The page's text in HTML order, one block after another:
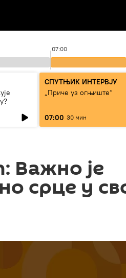
07:00
СПУТЊИК ИНТЕРВЈУ
„Приче уз огњиште“
07:00 30 мин
Важно је
срце у